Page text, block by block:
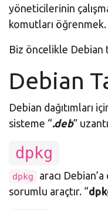
yöneticilerinin
komutları öğrenmek.
Biz öncelikle Debian
Debian
Debian dağıtımları
sisteme “.deb”
dpkg
dpkg aracı
sorumlu araçtır. “